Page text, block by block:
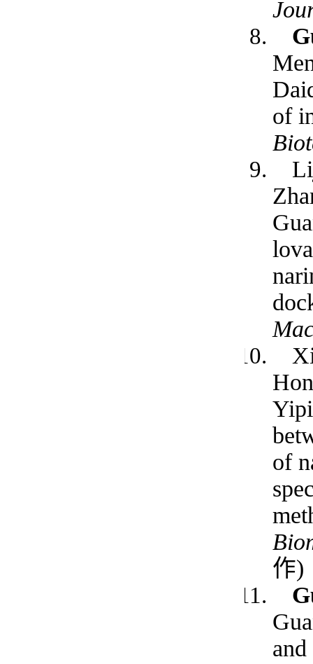
of
of
作)